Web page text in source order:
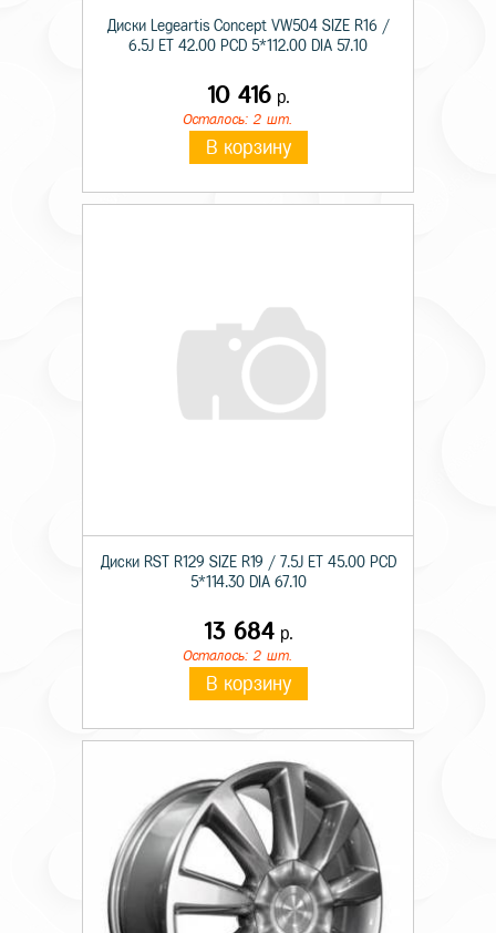
Диски Legeartis Concept VW504 SIZE R16 /
6.5J ET 42.00 PCD 5*112.00 DIA 57.10
10 416р.
Осталось: 2 шт.
В корзину
Диски RST R129 SIZE R19 / 7.5J ET 45.00 PCD
5*114.30 DIA 67.10
13 684р.
Осталось: 2 шт.
В корзину